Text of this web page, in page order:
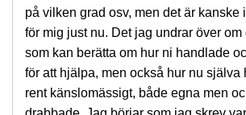
på vilken grad osv, men det är kanske
för mig just nu. Det jag undrar över
som kan berätta om hur ni handlade
för att hjälpa, men också hur nu själva
rent känslomässigt, både egna men